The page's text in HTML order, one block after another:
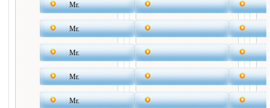
Mr.
Mr.
Mr.
Mr.
Mr.